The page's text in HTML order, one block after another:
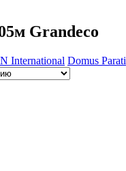
Grandeco
International Domus Parati